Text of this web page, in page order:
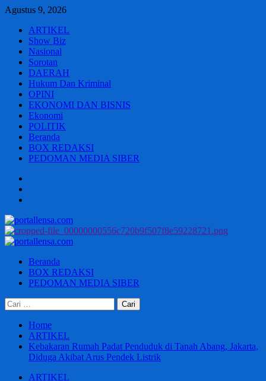
Skip
content
Agustus 9, 2026
ARTIKEL
Show Biz
Nasional
Sorotan
DAERAH
Hukum Dan Kriminal
OPINI
EKONOMI DAN BISNIS
Ekonomi
POLITIK
Beranda
BOX REDAKSI
PEDOMAN MEDIA SIBER
SIBER
Primary
Beranda
BOX REDAKSI
PEDOMAN MEDIA SIBER
Cari
untuk:
Home
ARTIKEL
Kebakaran Rumah Padat Penduduk di Tanah Abang, Jakarta,
Diduga Akibat Arus Pendek Listrik
ARTIKEL